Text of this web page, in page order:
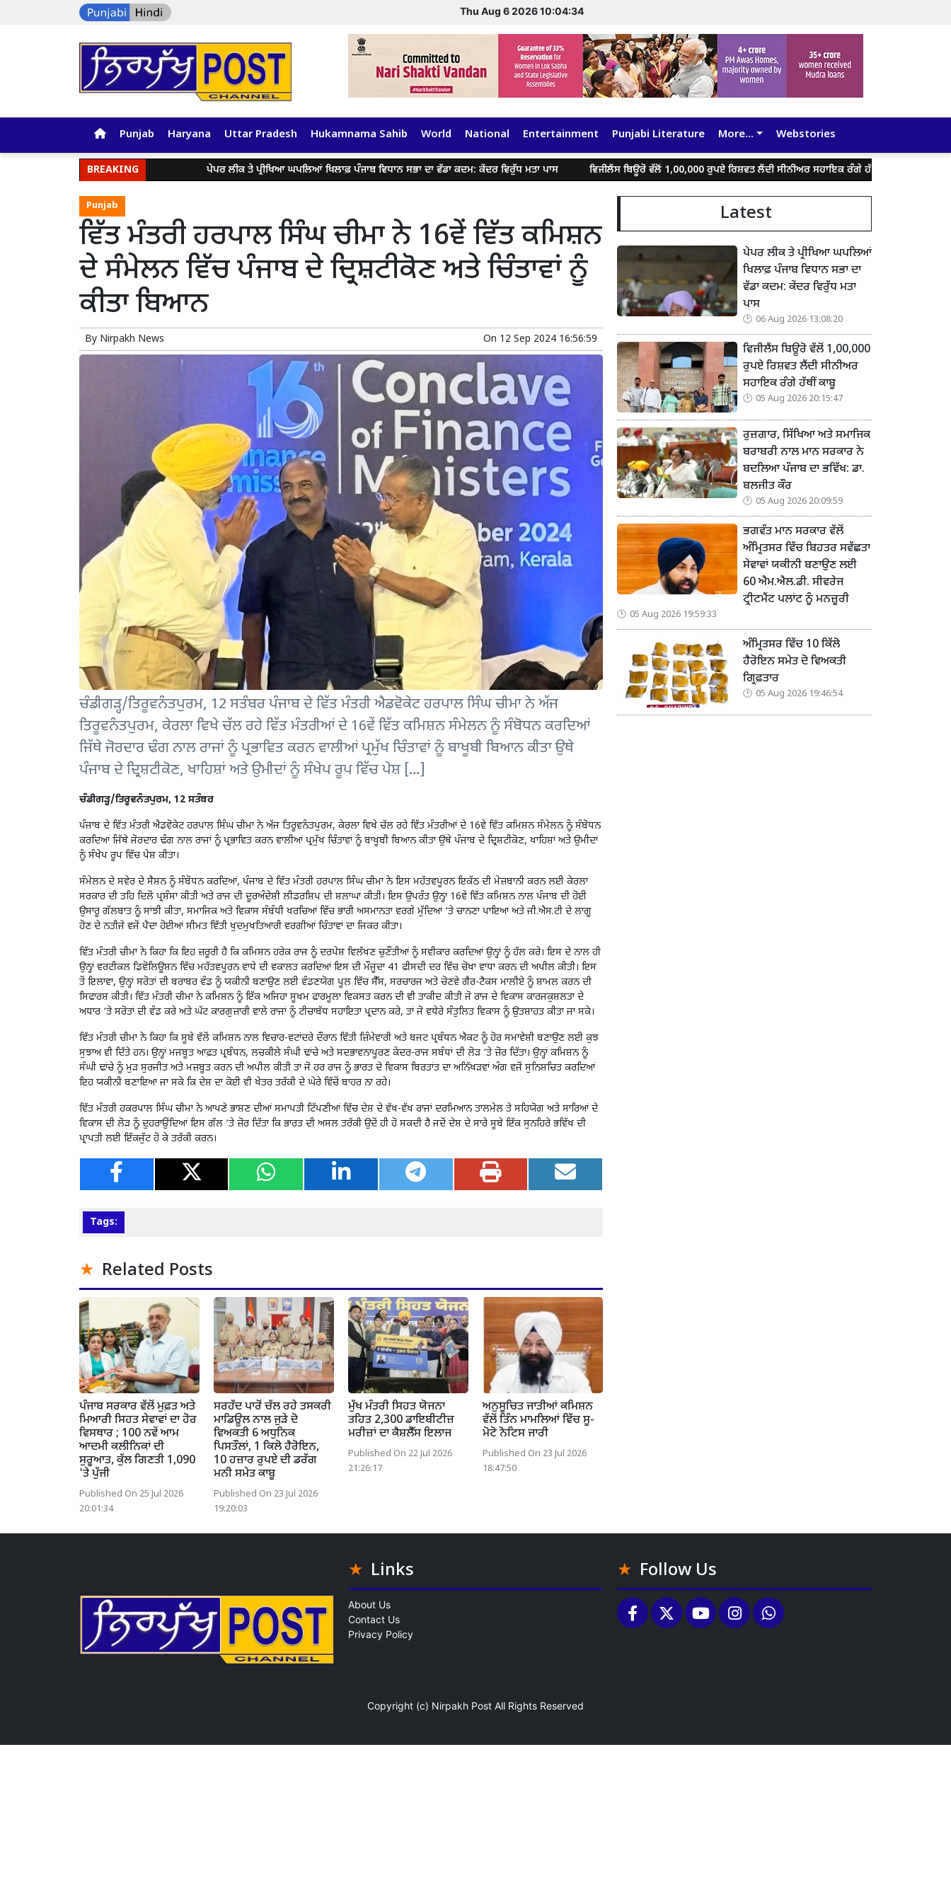
Thu Aug 6 2026 10:04:34
Punjab Haryana Uttar Pradesh Hukamnama Sahib World National Entertainment Punjabi Literature More... Webstories
BREAKING ਪੇਪਰ ਲੀਕ ਤੇ ਪ੍ਰੀਖਿਆ ਘਪਲਿਆਂ ਖਿਲਾਫ਼ ਪੰਜਾਬ ਵਿਧਾਨ ਸਭਾ ਦਾ ਵੱਡਾ ਕਦਮ: ਕੇਂਦਰ ਵਿਰੁੱਧ ਮਤਾ ਪਾਸ ਵਿਜੀਲੈਂਸ ਬਿਊਰੋ ਵੱਲੋਂ 1,00,000 ਰੁਪਏ ਰਿਸ਼ਵਤ ਲੈਂਦੀ ਸੀਨੀਅਰ ਸਹਾਇਕ ਰੰਗੇ ਹੱਥੀਂ ਕਾਬੂ
Punjab
ਵਿੱਤ ਮੰਤਰੀ ਹਰਪਾਲ ਸਿੰਘ ਚੀਮਾ ਨੇ 16ਵੇਂ ਵਿੱਤ ਕਮਿਸ਼ਨ
ਦੇ ਸੰਮੇਲਨ ਵਿੱਚ ਪੰਜਾਬ ਦੇ ਦ੍ਰਿਸ਼ਟੀਕੋਣ ਅਤੇ ਚਿੰਤਾਵਾਂ ਨੂੰ
ਕੀਤਾ ਬਿਆਨ
By Nirpakh News On 12 Sep 2024 16:56:59
ਚੰਡੀਗੜ੍ਹ/ਤਿਰੂਵਨੰਤਪੁਰਮ, 12 ਸਤੰਬਰ ਪੰਜਾਬ ਦੇ ਵਿੱਤ ਮੰਤਰੀ ਐਡਵੋਕੇਟ ਹਰਪਾਲ ਸਿੰਘ ਚੀਮਾ ਨੇ ਅੱਜ
ਤਿਰੂਵਨੰਤਪੁਰਮ, ਕੇਰਲਾ ਵਿਖੇ ਚੱਲ ਰਹੇ ਵਿੱਤ ਮੰਤਰੀਆਂ ਦੇ 16ਵੇਂ ਵਿੱਤ ਕਮਿਸ਼ਨ ਸੰਮੇਲਨ ਨੂੰ ਸੰਬੋਧਨ ਕਰਦਿਆਂ
ਜਿੱਥੇ ਜੋਰਦਾਰ ਢੰਗ ਨਾਲ ਰਾਜਾਂ ਨੂੰ ਪ੍ਰਭਾਵਿਤ ਕਰਨ ਵਾਲੀਆਂ ਪ੍ਰਮੁੱਖ ਚਿੰਤਾਵਾਂ ਨੂੰ ਬਾਖੂਬੀ ਬਿਆਨ ਕੀਤਾ ਉਥੇ
ਪੰਜਾਬ ਦੇ ਦ੍ਰਿਸ਼ਟੀਕੋਣ, ਖਾਹਿਸ਼ਾਂ ਅਤੇ ਉਮੀਦਾਂ ਨੂੰ ਸੰਖੇਪ ਰੂਪ ਵਿੱਚ ਪੇਸ਼ […]
ਚੰਡੀਗੜ੍ਹ/ਤਿਰੂਵਨੰਤਪੁਰਮ, 12 ਸਤੰਬਰ
ਪੰਜਾਬ ਦੇ ਵਿੱਤ ਮੰਤਰੀ ਐਡਵੋਕੇਟ ਹਰਪਾਲ ਸਿੰਘ ਚੀਮਾ ਨੇ ਅੱਜ ਤਿਰੂਵਨੰਤਪੁਰਮ, ਕੇਰਲਾ ਵਿਖੇ ਚੱਲ ਰਹੇ ਵਿੱਤ ਮੰਤਰੀਆਂ ਦੇ 16ਵੇਂ ਵਿੱਤ ਕਮਿਸ਼ਨ ਸੰਮੇਲਨ ਨੂੰ ਸੰਬੋਧਨ
ਕਰਦਿਆਂ ਜਿੱਥੇ ਜੋਰਦਾਰ ਢੰਗ ਨਾਲ ਰਾਜਾਂ ਨੂੰ ਪ੍ਰਭਾਵਿਤ ਕਰਨ ਵਾਲੀਆਂ ਪ੍ਰਮੁੱਖ ਚਿੰਤਾਵਾਂ ਨੂੰ ਬਾਖੂਬੀ ਬਿਆਨ ਕੀਤਾ ਉਥੇ ਪੰਜਾਬ ਦੇ ਦ੍ਰਿਸ਼ਟੀਕੋਣ, ਖਾਹਿਸ਼ਾਂ ਅਤੇ ਉਮੀਦਾਂ
ਨੂੰ ਸੰਖੇਪ ਰੂਪ ਵਿੱਚ ਪੇਸ਼ ਕੀਤਾ।
ਸੰਮੇਲਨ ਦੇ ਸਵੇਰ ਦੇ ਸੈਸ਼ਨ ਨੂੰ ਸੰਬੋਧਨ ਕਰਦਿਆਂ, ਪੰਜਾਬ ਦੇ ਵਿੱਤ ਮੰਤਰੀ ਹਰਪਾਲ ਸਿੰਘ ਚੀਮਾ ਨੇ ਇਸ ਮਹੱਤਵਪੂਰਨ ਇਕੱਠ ਦੀ ਮੇਜ਼ਬਾਨੀ ਕਰਨ ਲਈ ਕੇਰਲਾ
ਸਰਕਾਰ ਦੀ ਤਹਿ ਦਿਲੋਂ ਪ੍ਰਸ਼ੰਸਾ ਕੀਤੀ ਅਤੇ ਰਾਜ ਦੀ ਦੂਰਅੰਦੇਸ਼ੀ ਲੀਡਰਸ਼ਿਪ ਦੀ ਸ਼ਲਾਘਾ ਕੀਤੀ। ਇਸ ਉਪਰੰਤ ਉਨ੍ਹਾਂ 16ਵੇਂ ਵਿੱਤ ਕਮਿਸ਼ਨ ਨਾਲ ਪੰਜਾਬ ਦੀ ਹੋਈ
ਉਸਾਰੂ ਗੱਲਬਾਤ ਨੂੰ ਸਾਂਝੀ ਕੀਤਾ, ਸਮਾਜਿਕ ਅਤੇ ਵਿਕਾਸ ਸੰਬੰਧੀ ਖਰਚਿਆਂ ਵਿੱਚ ਭਾਰੀ ਅਸਮਾਨਤਾ ਵਰਗੇ ਮੁੱਦਿਆਂ ‘ਤੇ ਚਾਨਣਾ ਪਾਇਆ ਅਤੇ ਜੀ.ਐਸ.ਟੀ ਦੇ ਲਾਗੂ
ਹੋਣ ਦੇ ਨਤੀਜੇ ਵਜੋਂ ਪੈਦਾ ਹੋਈਆਂ ਸੀਮਤ ਵਿੱਤੀ ਖੁਦਮੁਖਤਿਆਰੀ ਵਰਗੀਆਂ ਚਿੰਤਾਵਾਂ ਦਾ ਜਿਕਰ ਕੀਤਾ।
ਵਿੱਤ ਮੰਤਰੀ ਚੀਮਾ ਨੇ ਕਿਹਾ ਕਿ ਇਹ ਜ਼ਰੂਰੀ ਹੈ ਕਿ ਕਮਿਸ਼ਨ ਹਰੇਕ ਰਾਜ ਨੂੰ ਦਰਪੇਸ਼ ਵਿਲੱਖਣ ਚੁਣੌਤੀਆਂ ਨੂੰ ਸਵੀਕਾਰ ਕਰਦਿਆਂ ਉਨ੍ਹਾਂ ਨੂੰ ਹੱਲ ਕਰੇ। ਇਸ ਦੇ ਨਾਲ ਹੀ
ਉਨ੍ਹਾਂ ਵਰਟੀਕਲ ਡਿਵੋਲਿਊਸ਼ਨ ਵਿੱਚ ਮਹੱਤਵਪੂਰਨ ਵਾਧੇ ਦੀ ਵਕਾਲਤ ਕਰਦਿਆਂ ਇਸ ਦੀ ਮੌਜੂਦਾ 41 ਫੀਸਦੀ ਦਰ ਵਿੱਚ ਚੋਖਾ ਵਾਧਾ ਕਰਨ ਦੀ ਅਪੀਲ ਕੀਤੀ। ਇਸ
ਤੋਂ ਇਲਾਵਾ, ਉਨ੍ਹਾਂ ਸਰੋਤਾਂ ਦੀ ਬਰਾਬਰ ਵੰਡ ਨੂੰ ਯਕੀਨੀ ਬਣਾਉਣ ਲਈ ਵੰਡਣਯੋਗ ਪੂਲ ਵਿੱਚ ਸੈੱਸ, ਸਰਚਾਰਜ ਅਤੇ ਚੋਣਵੇ ਗੈਰ-ਟੈਕਸ ਮਾਲੀਏ ਨੂੰ ਸ਼ਾਮਲ ਕਰਨ ਦੀ
ਸਿਫਾਰਸ਼ ਕੀਤੀ। ਵਿੱਤ ਮੰਤਰੀ ਚੀਮਾ ਨੇ ਕਮਿਸ਼ਨ ਨੂੰ ਇੱਕ ਅਜਿਹਾ ਸੂਖਮ ਫਾਰਮੂਲਾ ਵਿਕਸਤ ਕਰਨ ਦੀ ਵੀ ਤਾਕੀਦ ਕੀਤੀ ਜੋ ਰਾਜ ਦੇ ਵਿਕਾਸ ਕਾਰਜਕੁਸ਼ਲਤਾ ਦੇ
ਅਧਾਰ ‘ਤੇ ਸਰੋਤਾਂ ਦੀ ਵੰਡ ਕਰੇ ਅਤੇ ਘੱਟ ਕਾਰਗੁਜ਼ਾਰੀ ਵਾਲੇ ਰਾਜਾਂ ਨੂੰ ਟੀਚਾਬੱਧ ਸਹਾਇਤਾ ਪ੍ਰਦਾਨ ਕਰੇ, ਤਾਂ ਜੋ ਵਧੇਰੇ ਸੰਤੁਲਿਤ ਵਿਕਾਸ ਨੂੰ ਉਤਸ਼ਾਹਤ ਕੀਤਾ ਜਾ ਸਕੇ।
ਵਿੱਤ ਮੰਤਰੀ ਚੀਮਾ ਨੇ ਕਿਹਾ ਕਿ ਸੂਬੇ ਵੱਲੋਂ ਕਮਿਸ਼ਨ ਨਾਲ ਵਿਚਾਰ-ਵਟਾਂਦਰੇ ਦੌਰਾਨ ਵਿੱਤੀ ਜ਼ਿੰਮੇਵਾਰੀ ਅਤੇ ਬਜਟ ਪ੍ਰਬੰਧਨ ਐਕਟ ਨੂੰ ਹੋਰ ਸਮਾਵੇਸ਼ੀ ਬਣਾਉਣ ਲਈ ਕੁਝ
ਸੁਝਾਅ ਵੀ ਦਿੱਤੇ ਹਨ। ਉਨ੍ਹਾਂ ਮਜਬੂਤ ਆਫ਼ਤ ਪ੍ਰਬੰਧਨ, ਲਚਕੀਲੇ ਸੰਘੀ ਢਾਂਚੇ ਅਤੇ ਸਦਭਾਵਨਾਪੂਰਣ ਕੇਂਦਰ-ਰਾਜ ਸਬੰਧਾਂ ਦੀ ਲੋੜ ‘ਤੇ ਜ਼ੋਰ ਦਿੱਤਾ। ਉਨ੍ਹਾਂ ਕਮਿਸ਼ਨ ਨੂੰ
ਸੰਘੀ ਢਾਂਚੇ ਨੂੰ ਮੁੜ ਸੁਰਜੀਤ ਅਤੇ ਮਜ਼ਬੂਤ ਕਰਨ ਦੀ ਅਪੀਲ ਕੀਤੀ ਤਾਂ ਜੋ ਹਰ ਰਾਜ ਨੂੰ ਭਾਰਤ ਦੇ ਵਿਕਾਸ ਬਿਰਤਾਂਤ ਦਾ ਅਨਿੱਖੜਵਾਂ ਅੰਗ ਵਜੋਂ ਸੁਨਿਸ਼ਚਿਤ ਕਰਦਿਆਂ
ਇਹ ਯਕੀਨੀ ਬਣਾਇਆ ਜਾ ਸਕੇ ਕਿ ਦੇਸ਼ ਦਾ ਕੋਈ ਵੀ ਖੇਤਰ ਤਰੱਕੀ ਦੇ ਘੇਰੇ ਵਿੱਚੋਂ ਬਾਹਰ ਨਾ ਰਹੇ।
ਵਿੱਤ ਮੰਤਰੀ ਹਕਰਪਾਲ ਸਿੰਘ ਚੀਮਾ ਨੇ ਆਪਣੇ ਭਾਸ਼ਣ ਦੀਆਂ ਸਮਾਪਤੀ ਟਿੱਪਣੀਆਂ ਵਿੱਚ ਦੇਸ਼ ਦੇ ਵੱਖ-ਵੱਖ ਰਾਜਾਂ ਦਰਮਿਆਨ ਤਾਲਮੇਲ ਤੇ ਸਹਿਯੋਗ ਅਤੇ ਸਾਰਿਆਂ ਦੇ
ਵਿਕਾਸ ਦੀ ਲੋੜ ਨੂੰ ਦੁਹਰਾਉਂਦਿਆਂ ਇਸ ਗੱਲ ‘ਤੇ ਜ਼ੋਰ ਦਿੱਤਾ ਕਿ ਭਾਰਤ ਦੀ ਅਸਲ ਤਰੱਕੀ ਉਦੋਂ ਹੀ ਹੋ ਸਕਦੀ ਹੈ ਜਦੋਂ ਦੇਸ਼ ਦੇ ਸਾਰੇ ਸੂਬੇ ਇੱਕ ਸੁਨਹਿਰੇ ਭਵਿੱਖ ਦੀ
ਪ੍ਰਾਪਤੀ ਲਈ ਇੱਕਜੁੱਟ ਹੋ ਕੇ ਤਰੱਕੀ ਕਰਨ।
Tags:
Related Posts
ਪੰਜਾਬ ਸਰਕਾਰ ਵੱਲੋਂ ਮੁਫ਼ਤ ਅਤੇ
ਮਿਆਰੀ ਸਿਹਤ ਸੇਵਾਵਾਂ ਦਾ ਹੋਰ
ਵਿਸਥਾਰ ; 100 ਨਵੇਂ ਆਮ
ਆਦਮੀ ਕਲੀਨਿਕਾਂ ਦੀ
ਸੁਰੂਆਤ, ਕੁੱਲ ਗਿਣਤੀ 1,090
'ਤੇ ਪੁੱਜੀ
Published On 25 Jul 2026
20:01:34
ਸਰਹੱਦ ਪਾਰੋਂ ਚੱਲ ਰਹੇ ਤਸਕਰੀ
ਮਾਡਿਊਲ ਨਾਲ ਜੁੜੇ ਦੋ
ਵਿਅਕਤੀ 6 ਅਧੁਨਿਕ
ਪਿਸਤੌਲਾਂ, 1 ਕਿਲੋ ਹੈਰੋਇਨ,
10 ਹਜ਼ਾਰ ਰੁਪਏ ਦੀ ਡਰੱਗ
ਮਨੀ ਸਮੇਤ ਕਾਬੂ
Published On 23 Jul 2026
19:20:03
ਮੁੱਖ ਮੰਤਰੀ ਸਿਹਤ ਯੋਜਨਾ
ਤਹਿਤ 2,300 ਡਾਇਬੀਟੀਜ਼
ਮਰੀਜ਼ਾਂ ਦਾ ਕੈਸ਼ਲੈੱਸ ਇਲਾਜ
Published On 22 Jul 2026
21:26:17
ਅਨੁਸੂਚਿਤ ਜਾਤੀਆਂ ਕਮਿਸ਼ਨ
ਵੱਲੋਂ ਤਿੰਨ ਮਾਮਲਿਆਂ ਵਿੱਚ ਸੂ-
ਮੋਟੋ ਨੋਟਿਸ ਜਾਰੀ
Published On 23 Jul 2026
18:47:50
Latest
ਪੇਪਰ ਲੀਕ ਤੇ ਪ੍ਰੀਖਿਆ ਘਪਲਿਆਂ
ਖਿਲਾਫ਼ ਪੰਜਾਬ ਵਿਧਾਨ ਸਭਾ ਦਾ
ਵੱਡਾ ਕਦਮ: ਕੇਂਦਰ ਵਿਰੁੱਧ ਮਤਾ
ਪਾਸ
06 Aug 2026 13:08:20
ਵਿਜੀਲੈਂਸ ਬਿਊਰੋ ਵੱਲੋਂ 1,00,000
ਰੁਪਏ ਰਿਸ਼ਵਤ ਲੈਂਦੀ ਸੀਨੀਅਰ
ਸਹਾਇਕ ਰੰਗੇ ਹੱਥੀਂ ਕਾਬੂ
05 Aug 2026 20:15:47
ਰੁਜ਼ਗਾਰ, ਸਿੱਖਿਆ ਅਤੇ ਸਮਾਜਿਕ
ਬਰਾਬਰੀ ਨਾਲ ਮਾਨ ਸਰਕਾਰ ਨੇ
ਬਦਲਿਆ ਪੰਜਾਬ ਦਾ ਭਵਿੱਖ: ਡਾ.
ਬਲਜੀਤ ਕੌਰ
05 Aug 2026 20:09:59
ਭਗਵੰਤ ਮਾਨ ਸਰਕਾਰ ਵੱਲੋਂ
ਅੰਮ੍ਰਿਤਸਰ ਵਿੱਚ ਬਿਹਤਰ ਸਵੱਛਤਾ
ਸੇਵਾਵਾਂ ਯਕੀਨੀ ਬਣਾਉਣ ਲਈ
60 ਐਮ.ਐਲ.ਡੀ. ਸੀਵਰੇਜ
ਟ੍ਰੀਟਮੈਂਟ ਪਲਾਂਟ ਨੂੰ ਮਨਜ਼ੂਰੀ
05 Aug 2026 19:59:33
ਅੰਮ੍ਰਿਤਸਰ ਵਿੱਚ 10 ਕਿੱਲੋ
ਹੈਰੋਇਨ ਸਮੇਤ ਦੋ ਵਿਅਕਤੀ
ਗ੍ਰਿਫ਼ਤਾਰ
05 Aug 2026 19:46:54
Links
About Us
Contact Us
Privacy Policy
Follow Us
Copyright (c) Nirpakh Post All Rights Reserved